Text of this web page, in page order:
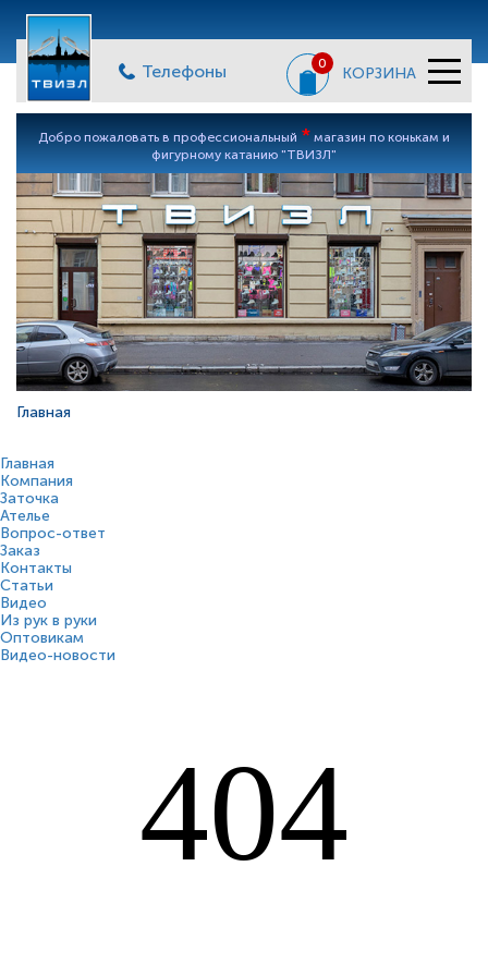
Телефоны 0
КОРЗИНА
Добро пожаловать в профессиональный * магазин по конькам и
фигурному катанию "ТВИЗЛ"
Главная
Главная
Компания
Заточка
Ателье
Вопрос-ответ
Заказ
Контакты
Статьи
Видео
Из рук в руки
Оптовикам
Видео-новости
404